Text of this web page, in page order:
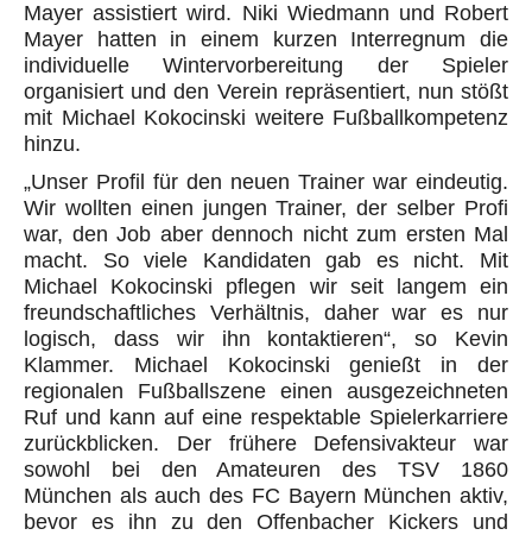
Mayer assistiert wird. Niki Wiedmann und Robert
Mayer hatten in einem kurzen Interregnum die
individuelle Wintervorbereitung der Spieler
organisiert und den Verein repräsentiert, nun stößt
mit Michael Kokocinski weitere Fußballkompetenz
hinzu.
„Unser Profil für den neuen Trainer war eindeutig.
Wir wollten einen jungen Trainer, der selber Profi
war, den Job aber dennoch nicht zum ersten Mal
macht. So viele Kandidaten gab es nicht. Mit
Michael Kokocinski pflegen wir seit langem ein
freundschaftliches Verhältnis, daher war es nur
logisch, dass wir ihn kontaktieren“, so Kevin
Klammer. Michael Kokocinski genießt in der
regionalen Fußballszene einen ausgezeichneten
Ruf und kann auf eine respektable Spielerkarriere
zurückblicken. Der frühere Defensivakteur war
sowohl bei den Amateuren des TSV 1860
München als auch des FC Bayern München aktiv,
bevor es ihn zu den Offenbacher Kickers und